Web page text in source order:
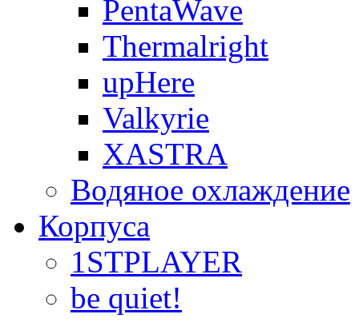
PentaWave
Thermalright
upHere
Valkyrie
XASTRA
Водяное охлаждение
Корпуса
1STPLAYER
be quiet!